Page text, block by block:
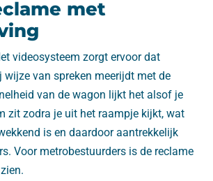
met
videosysteem zorgt ervoor dat
wijze van spreken meerijdt met de
van de wagon lijkt het alsof je
zit zodra je uit het raampje kijkt, wat
is en daardoor aantrekkelijk
Voor metrobestuurders is de reclame